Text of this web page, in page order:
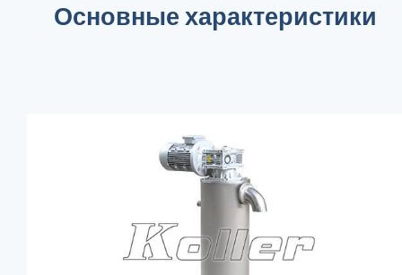
Основные характеристики